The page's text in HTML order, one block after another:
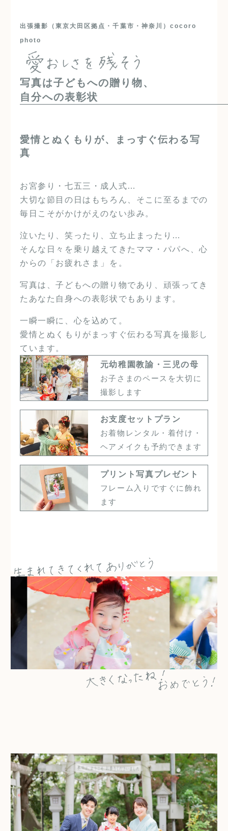
出張撮影（東京大田区拠点・千葉市・神奈川）cocoro
photo
写真は子どもへの贈り物、
自分への表彰状
愛情とぬくもりが、まっすぐ伝わる写
真
お宮参り・七五三・成人式…
大切な節目の日はもちろん、そこに至るまでの
毎日こそがかけがえのない歩み。
泣いたり、笑ったり、立ち止まったり…
そんな日々を乗り越えてきたママ・パパへ、心
からの「お疲れさま」を。
写真は、子どもへの贈り物であり、頑張ってき
たあなた自身への表彰状でもあります。
一瞬一瞬に、心を込めて。
愛情とぬくもりがまっすぐ伝わる写真を撮影し
ています。
元幼稚園教諭・三児の母
お子さまのペースを大切に
撮影します
お支度セットプラン
お着物レンタル・着付け・
ヘアメイクも予約できます
プリント写真プレゼント
フレーム入りですぐに飾れ
ます